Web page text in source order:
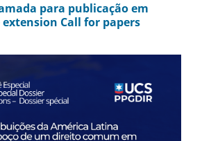
para publicação em
extension Call for papers